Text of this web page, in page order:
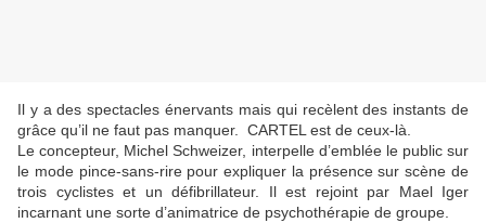
Il y a des spectacles énervants mais qui recèlent des instants de
grâce qu’il ne faut pas manquer. CARTEL est de ceux-là.
Le concepteur, Michel Schweizer, interpelle d’emblée le public sur
le mode pince-sans-rire pour expliquer la présence sur scène de
trois cyclistes et un défibrillateur. Il est rejoint par Mael Iger
incarnant une sorte d’animatrice de psychothérapie de groupe.